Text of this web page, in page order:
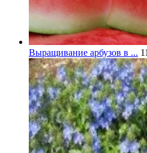
Выращивание арбузов в ...